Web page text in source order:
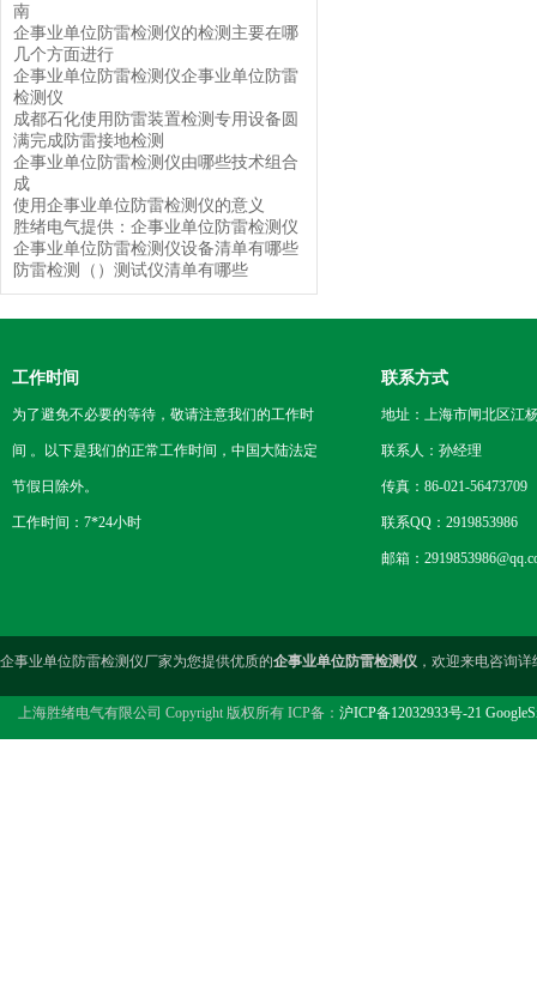
南
企事业单位防雷检测仪的检测主要在哪
几个方面进行
企事业单位防雷检测仪企事业单位防雷
检测仪
成都石化使用防雷装置检测专用设备圆
满完成防雷接地检测
企事业单位防雷检测仪由哪些技术组合
成
使用企事业单位防雷检测仪的意义
胜绪电气提供：企事业单位防雷检测仪
企事业单位防雷检测仪设备清单有哪些
防雷检测（）测试仪清单有哪些
工作时间
为了避免不必要的等待，敬请注意我们的工作时
间 。以下是我们的正常工作时间，中国大陆法定
节假日除外。
工作时间：7*24小时
联系方式
地址：上海市闸北区江
联系人：孙经理
传真：86-021-56473709
联系QQ：2919853986
邮箱：
企事业单位防雷检测仪厂家为您提供优质的企事业单位防雷检测仪 ，欢迎来电咨询
上海胜绪电气有限公司 Copyright 版权所有 ICP备： 沪ICP备12032933号-21